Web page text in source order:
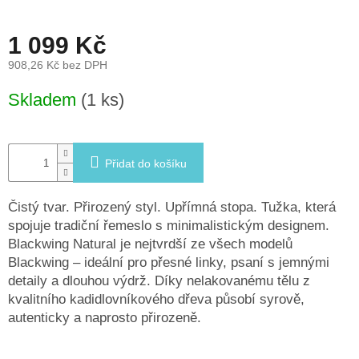
Přihlášení
1 099 Kč
908,26 Kč bez DPH
cena:
Skladem (1 ks)
Přidat do košíku
Čistý tvar. Přirozený styl. Upřímná stopa. Tužka, která
spojuje tradiční řemeslo s minimalistickým designem.
Blackwing Natural je nejtvrdší ze všech modelů
Blackwing – ideální pro přesné linky, psaní s jemnými
detaily a dlouhou výdrž. Díky nelakovanému tělu z
kvalitního kadidlovníkového dřeva působí syrově,
autenticky a naprosto přirozeně.